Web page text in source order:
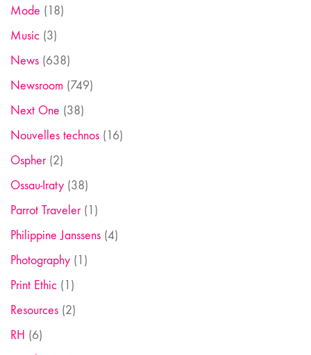
Mode (18)
Music (3)
News (638)
Newsroom (749)
Next One (38)
Nouvelles technos (16)
Ospher(2)
Ossau-Iraty (38)
Parrot Traveler(1)
Philippine Janssens (4)
Photography (1)
Print Ethic (1)
Resources (2)
RH (6)